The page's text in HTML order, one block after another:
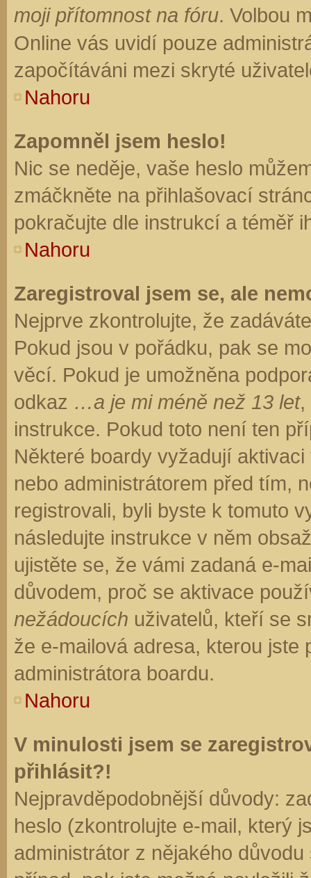
moji přítomnost na fóru. Volbou
Online vás uvidí pouze
započítáváni mezi skryté
Nahoru
Zapomněl jsem heslo!
Nic se neděje, vaše heslo
zmáčkněte na přihlašovací
pokračujte dle instrukcí a téměř
Nahoru
Zaregistroval jsem se, ale
Nejprve zkontrolujte, že
Pokud jsou v pořádku, pak se
věcí. Pokud je umožněna
odkaz …a je mi méně než 13 let,
instrukce. Pokud toto není ten
Některé boardy vyžadují
nebo administrátorem před tím,
registrovali, byli byste k tomuto
následujte instrukce v něm
ujistěte se, že vámi zadaná e-
důvodem, proč se aktivace
nežádoucích uživatelů, kteří se
že e-mailová adresa, kterou jste
administrátora boardu.
Nahoru
V minulosti jsem se
přihlásit?!
Nejpravděpodobnější důvody:
heslo (zkontrolujte e-mail, který
administrátor z nějakého